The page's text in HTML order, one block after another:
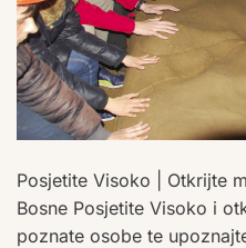
Posjetite Visoko | Otkrijte
Bosne Posjetite Visoko i
poznate osobe te